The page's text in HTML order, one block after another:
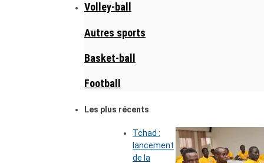
Volley-ball
Autres sports
Basket-ball
Football
Les plus récents
Tchad :
lancement
de la